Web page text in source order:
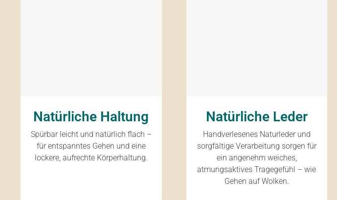
Natürliche Haltung
Spürbar leicht und natürlich flach –
für entspanntes Gehen und eine
lockere, aufrechte Körperhaltung.
Natürliche Leder
Handverlesenes Naturleder und
sorgfältige Verarbeitung sorgen für
ein angenehm weiches,
atmungsaktives Tragegefühl – wie
Gehen auf Wolken.